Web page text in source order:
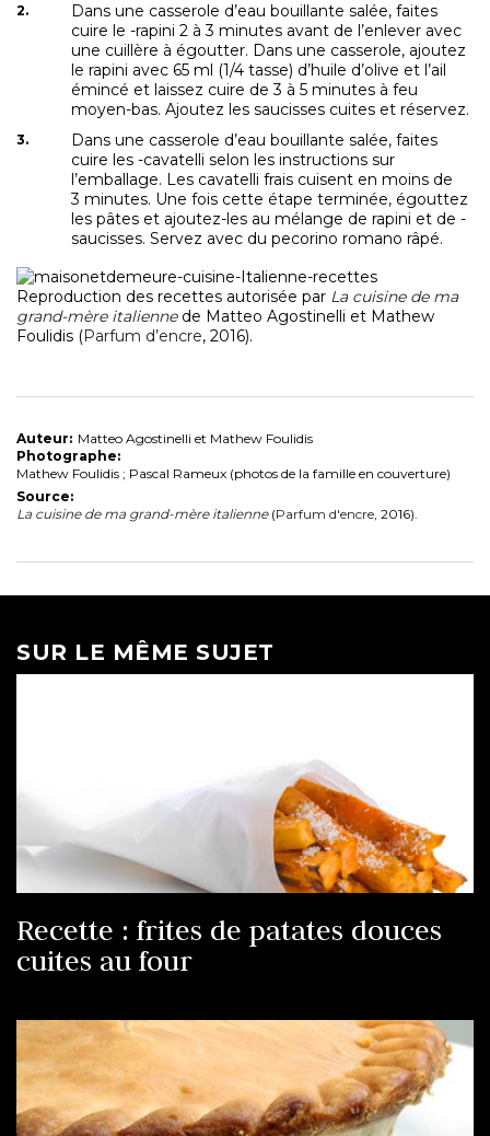
Dans une casserole d’eau bouillante salée, faites
cuire le -rapini 2 à 3 minutes avant de l’enlever avec
une cuillère à égoutter. Dans une casserole, ajoutez
le rapini avec 65 ml (1/4 tasse) d’huile d’olive et l’ail
émincé et laissez cuire de 3 à 5 minutes à feu
moyen-bas. Ajoutez les saucisses cuites et réservez.
Dans une casserole d’eau bouillante salée, faites
cuire les -cavatelli selon les instructions sur
l’emballage. Les cavatelli frais cuisent en moins de
3 minutes. Une fois cette étape terminée, égouttez
les pâtes et ajoutez-les au mélange de rapini et de -
saucisses. Servez avec du pecorino romano râpé.
Reproduction des recettes autorisée par La cuisine de ma
grand-mère italiennede Matteo Agostinelli et Mathew
Foulidis (Parfum d’encre, 2016).
Auteur: Matteo Agostinelli et Mathew Foulidis
Photographe:
Mathew Foulidis ; Pascal Rameux (photos de la famille en couverture)
Source:
La cuisine de ma grand-mère italienne(Parfum d'encre, 2016).
SUR LE MÊME SUJET
Recette : frites de patates douces
cuites au four